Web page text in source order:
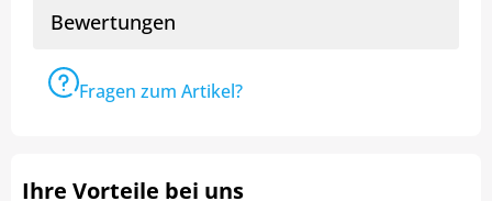
Bewertungen
Fragen zum Artikel?
Ihre Vorteile bei uns